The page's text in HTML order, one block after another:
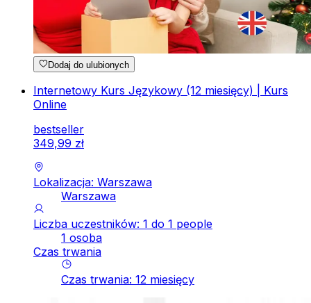
Dodaj do ulubionych
Internetowy Kurs Językowy (12 miesięcy) | Kurs
Online
bestseller
349,99 zł
Lokalizacja: Warszawa
Warszawa
Liczba uczestników: 1 do 1 people
1 osoba
Czas trwania
Czas trwania: 12 miesięcy